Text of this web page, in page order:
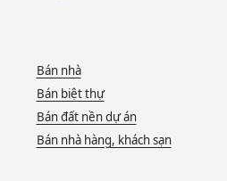
Bán nhà
Bán biệt thự
Bán đất nền dự án
Bán nhà hàng, khách sạn